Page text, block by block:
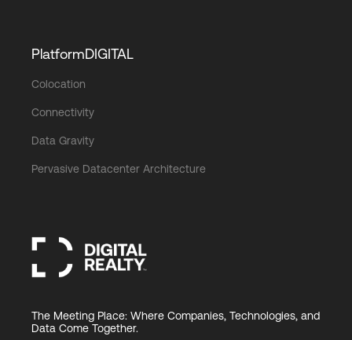
PlatformDIGITAL
Colocation
Connectivity
Data Gravity
Pervasive Datacenter Architecture
The Meeting Place: Where Companies, Technologies, and
Data Come Together.